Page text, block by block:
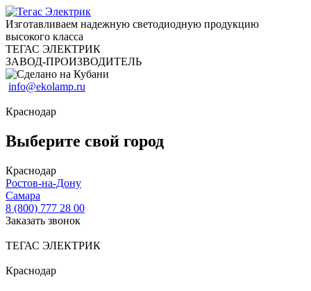
Изготавливаем надежную светодиодную продукцию
высокого класса
ТЕГАС ЭЛЕКТРИК
ЗАВОД-ПРОИЗВОДИТЕЛЬ
info@ekolamp.ru
Краснодар
Выберите свой город
Краснодар
Ростов-на-Дону
Самара
8 (800) 777 28 00
Заказать звонок
ТЕГАС ЭЛЕКТРИК
Краснодар